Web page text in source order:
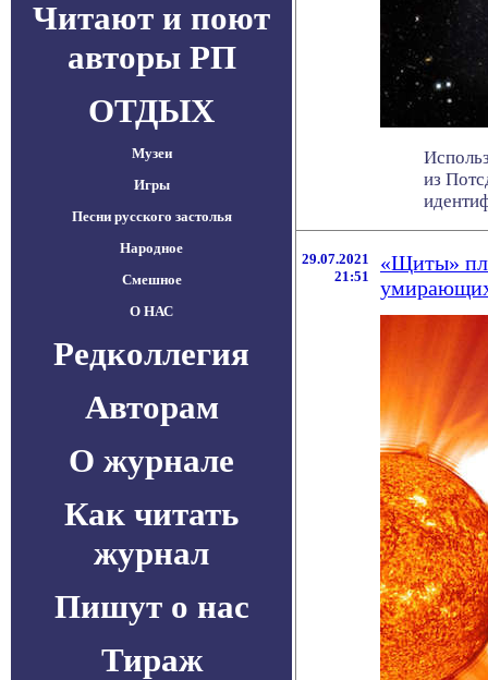
Читают и поют
авторы РП
ОТДЫХ
Музеи
Игры
Песни русского застолья
Народное
Смешное
О НАС
Редколлегия
Авторам
О журнале
Как читать
журнал
Пишут о нас
Тираж
из
29.07.2021
21:51
«Щиты»